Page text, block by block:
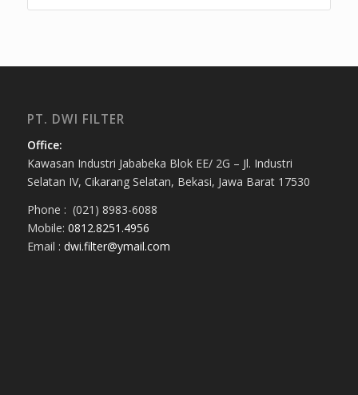
PT. DWI FILTER
Office:
Kawasan Industri Jababeka Blok EE/ 2G – Jl. Industri
Selatan IV, Cikarang Selatan, Bekasi, Jawa Barat 17530
Phone : (021) 8983-6088
Mobile: 0812.8251.4956
Email : dwi.filter@ymail.com